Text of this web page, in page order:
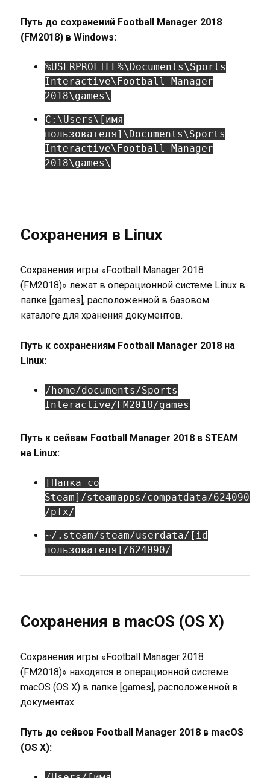
Путь до сохранений Football Manager 2018
(FM2018) в Windows:
%USERPROFILE%\Documents\Sports
Interactive\Football Manager
2018\games\
C:\Users\[имя
пользователя]\Documents\Sports
Interactive\Football Manager
2018\games\
Сохранения в Linux
Сохранения игры «Football Manager 2018
(FM2018)» лежат в операционной системе Linux в
папке [games], расположенной в базовом
каталоге для хранения документов.
Путь к сохранениям Football Manager 2018 на
Linux:
/home/documents/Sports
Interactive/FM2018/games
Путь к сейвам Football Manager 2018 в STEAM
на Linux:
[Папка со
Steam]/steamapps/compatdata/624090
/pfx/
~/.steam/steam/userdata/[id
пользователя]/624090/
Сохранения в macOS (OS X)
Сохранения игры «Football Manager 2018
(FM2018)» находятся в операционной системе
macOS (OS X) в папке [games], расположенной в
документах.
Путь до сейвов Football Manager 2018 в macOS
(OS X):